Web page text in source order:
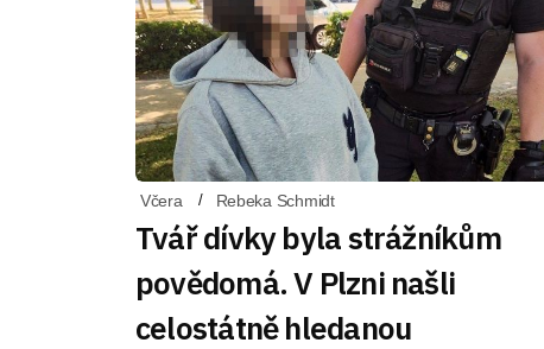
Včera Rebeka Schmidt
Tvář dívky byla strážníkům
povědomá. V Plzni našli
celostátně hledanou